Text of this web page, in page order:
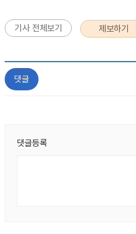
기사 전체보기 제보하기
댓글
댓글등록